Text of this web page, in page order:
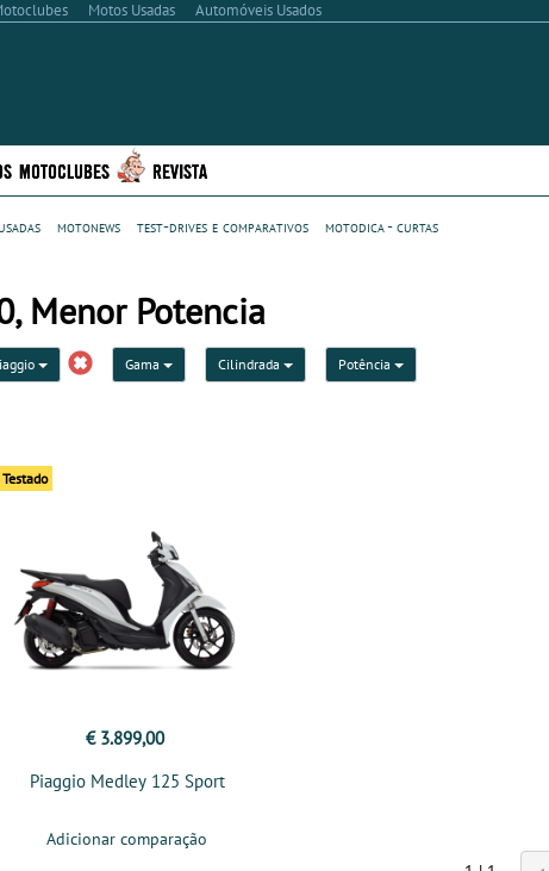
Motos Usadas Automóveis Usados
MOTOCLUBES REVISTA
motonews test-drives e comparativos
motodica - curtas
Menor Potencia
Gama Cilindrada Potência
Testado
€ 3.899,00
Piaggio Medley 125 Sport
Adicionar comparação